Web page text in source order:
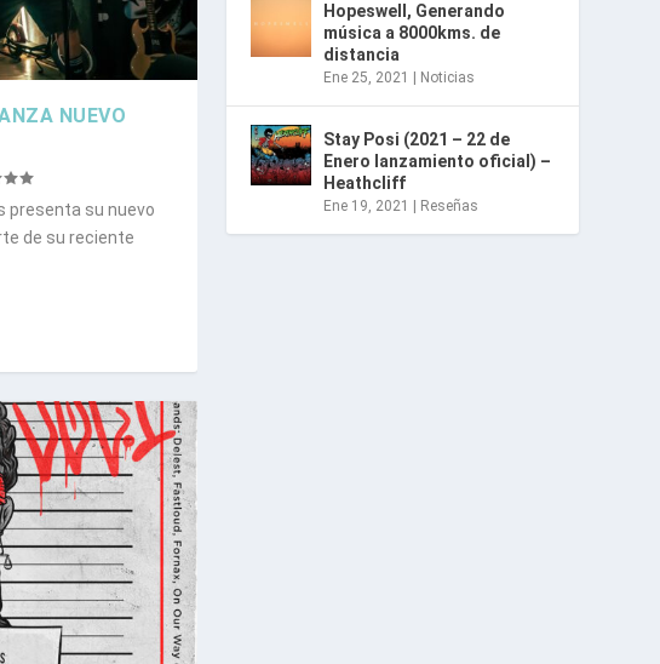
NUEVO
presenta su nuevo
de su reciente
Hopeswell, Generando
música a 8000kms. de
distancia
Ene 25, 2021 Noticias
Stay Posi (2021 – 22 de
Enero lanzamiento oficial) –
Heathcliff
Ene 19, 2021 Reseñas